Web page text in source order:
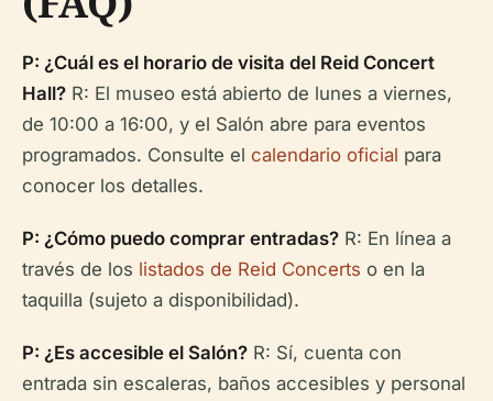
P: ¿Cuál es el horario de visita del Reid Concert
Hall? R: El museo está abierto de lunes a viernes,
de 10:00 a 16:00, y el Salón abre para eventos
programados. Consulte el calendario oficial para
conocer los detalles.
P: ¿Cómo puedo comprar entradas? R: En línea a
través de los listados de Reid Concerts o en la
taquilla (sujeto a disponibilidad).
P: ¿Es accesible el Salón? R: Sí, cuenta con
entrada sin escaleras, baños accesibles y personal